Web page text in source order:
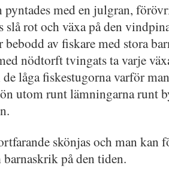
med en julgran,
slå rot och växa på den
bebodd av fiskare med stora
nödtorft tvingats ta varje
låga fiskestugorna varför
utom runt lämningarna runt
skönjas och man kan
på den tiden.